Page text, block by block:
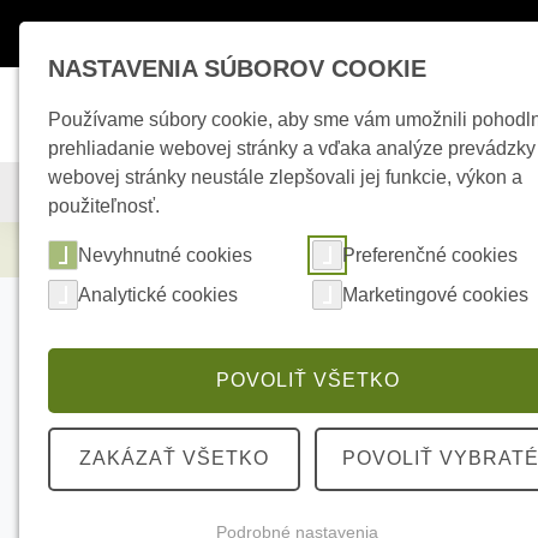
KAMEROVÉ SYSTÉMY ZABEZPEČOVACIE SYSTÉMY
Elektrické kúrenie HIKVISION DS-
NASTAVENIA SÚBOROV COOKIE
Používame súbory cookie, aby sme vám umožnili
prehliadanie webovej stránky a vďaka analýze prevádzky
webovej stránky neustále zlepšovali jej funkcie, výkon a
použiteľnosť.
Nevyhnutné cookies
Preferenčné cookies
Analytické cookies
Marketingové cookies
POVOLIŤ VŠETKO
ZAKÁZAŤ VŠETKO POVOLIŤ VYBRATÉ
Podrobné nastavenia